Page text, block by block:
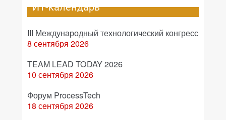
ИТ-календарь
III Международный технологический конгресс
8 сентября 2026
TEAM LEAD TODAY 2026
10 сентября 2026
Форум ProcessTech
18 сентября 2026